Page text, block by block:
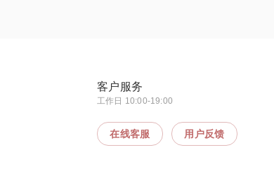
客户服务
工作日 10:00-19:00
在线客服 用户反馈